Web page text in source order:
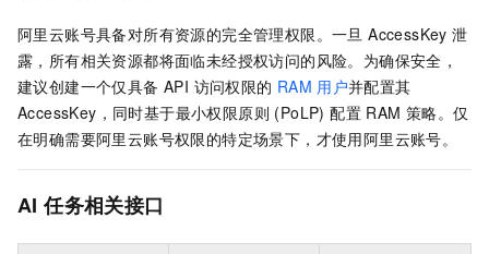
阿里云账号具备对所有资源的完全管理权限。一旦 AccessKey 泄
露，所有相关资源都将面临未经授权访问的风险。为确保安全，
建议创建一个仅具备 API 访问权限的 RAM 用户并配置其
AccessKey，同时基于最小权限原则 (PoLP) 配置 RAM 策略。仅
在明确需要阿里云账号权限的特定场景下，才使用阿里云账号。
AI 任务相关接口